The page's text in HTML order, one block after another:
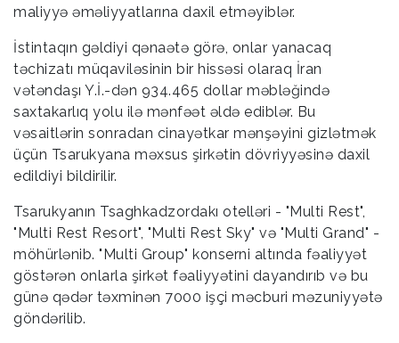
maliyyə əməliyyatlarına daxil etməyiblər.
İstintaqın gəldiyi qənaətə görə, onlar yanacaq
təchizatı müqaviləsinin bir hissəsi olaraq İran
vətəndaşı Y.İ.-dən 934.465 dollar məbləğində
saxtakarlıq yolu ilə mənfəət əldə ediblər. Bu
vəsaitlərin sonradan cinayətkar mənşəyini gizlətmək
üçün Tsarukyana məxsus şirkətin dövriyyəsinə daxil
edildiyi bildirilir.
Tsarukyanın Tsaghkadzordakı otelləri - "Multi Rest",
"Multi Rest Resort", "Multi Rest Sky" və "Multi Grand" -
möhürlənib. "Multi Group" konserni altında fəaliyyət
göstərən onlarla şirkət fəaliyyətini dayandırıb və bu
günə qədər təxminən 7000 işçi məcburi məzuniyyətə
göndərilib.